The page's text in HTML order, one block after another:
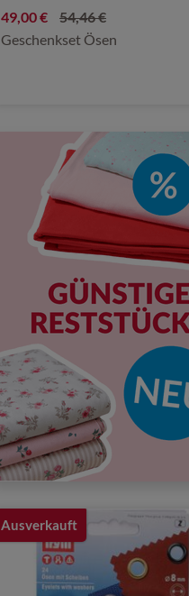
49,00 €
54,46 €
Geschenkset Ösen
Ausverkauft